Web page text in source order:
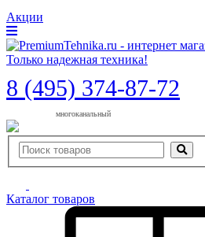
Акции
8 (495) 374-87-72
многоканальный
Каталог товаров